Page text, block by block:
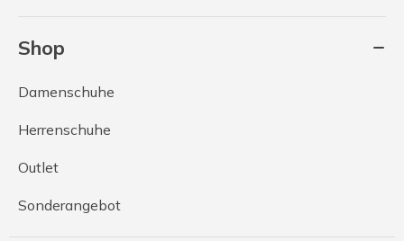
Shop
Damenschuhe
Herrenschuhe
Outlet
Sonderangebot